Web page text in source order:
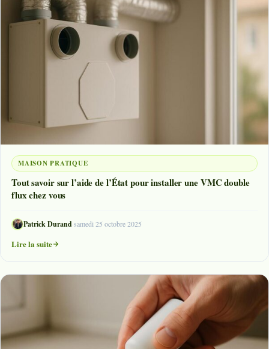
MAISON PRATIQUE
Tout savoir sur l’aide de l’État pour installer une VMC double
flux chez vous
Patrick Durand·samedi 25 octobre 2025
Lire la suite